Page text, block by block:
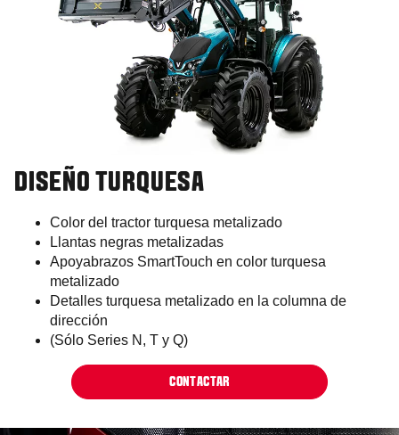
DISEÑO TURQUESA
Color del tractor turquesa metalizado
Llantas negras metalizadas
Apoyabrazos SmartTouch en color turquesa
metalizado
Detalles turquesa metalizado en la columna de
dirección
(Sólo Series N, T y Q)
CONTACTAR